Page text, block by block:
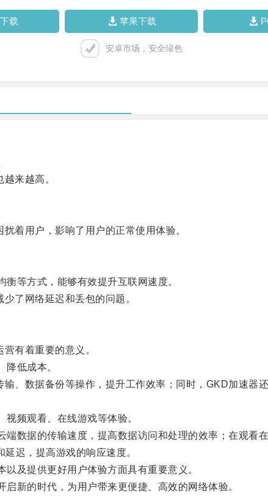
载 苹果下载
安卓市场，安全绿色
来越高。
着用户，影响了用户的正常使用体验。
等方式，能够有效提升互联网速度。
了网络延迟和丢包的问题。
有着重要的意义。
低成本。
数据备份等操作，提升工作效率；同时，GKD加速器
频观看、在线游戏等体验。
据的传输速度，提高数据访问和处理的效率；在观看
迟，提高游戏的响应速度。
及提供更好用户体验方面具有重要意义。
新的时代，为用户带来更便捷、高效的网络体验。